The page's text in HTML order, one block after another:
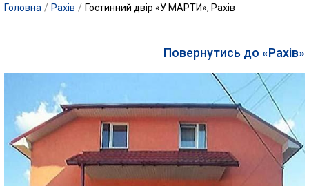
Головна / Рахів / Гостинний двір «У МАРТИ», Рахів
Повернутись до «Рахів»